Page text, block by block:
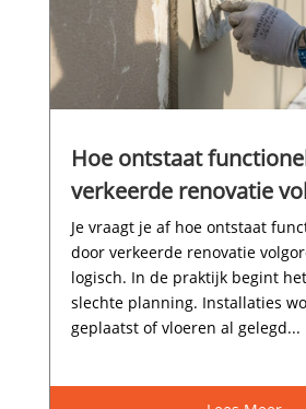
Hoe ontstaat
verkeerde renovatie
Je vraagt je af hoe ontstaat
door verkeerde renovatie
logisch.​ In de praktijk begint
slechte planning.​ Installaties
geplaatst of vloeren al gelegd...